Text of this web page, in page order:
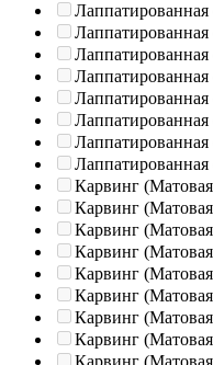
Карвинг
Карвинг
Карвинг
Карвинг
Карвинг
Карвинг
Карвинг
Карвинг